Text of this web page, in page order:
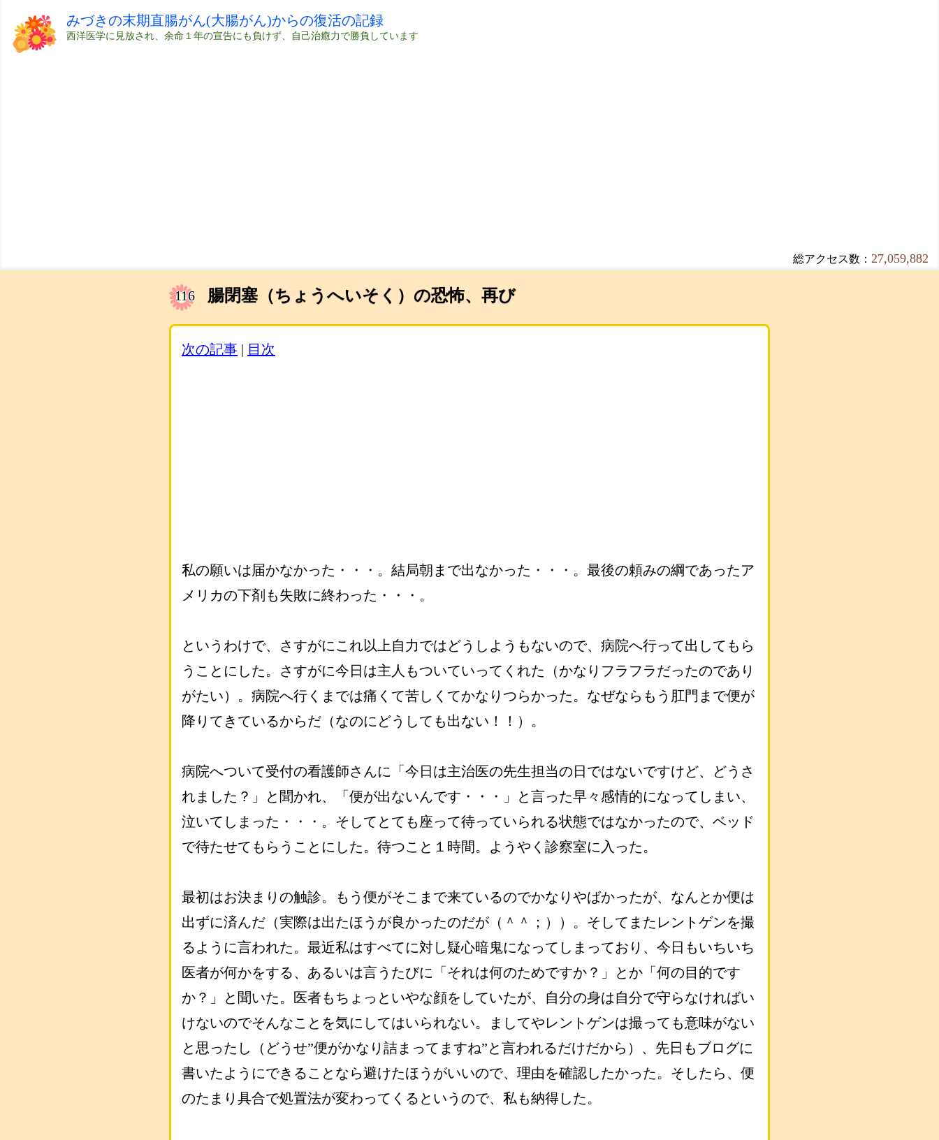
みづきの末期直腸がん(大腸がん)からの復活の記録
西洋医学に見放され、余命１年の宣告にも負けず、自己治癒力で勝負しています
総アクセス数： 27,059,882
116 腸閉塞（ちょうへいそく）の恐怖、再び
次の記事 | 目次
私の願いは届かなかった・・・。結局朝まで出なかった・・・。最後の頼みの綱であったア
メリカの下剤も失敗に終わった・・・。
というわけで、さすがにこれ以上自力ではどうしようもないので、病院へ行って出してもら
うことにした。さすがに今日は主人もついていってくれた（かなりフラフラだったのであり
がたい）。病院へ行くまでは痛くて苦しくてかなりつらかった。なぜならもう肛門まで便が
降りてきているからだ（なのにどうしても出ない！！）。
病院へついて受付の看護師さんに「今日は主治医の先生担当の日ではないですけど、どうさ
れました？」と聞かれ、「便が出ないんです・・・」と言った早々感情的になってしまい、
泣いてしまった・・・。そしてとても座って待っていられる状態ではなかったので、ベッド
で待たせてもらうことにした。待つこと１時間。ようやく診察室に入った。
最初はお決まりの触診。もう便がそこまで来ているのでかなりやばかったが、なんとか便は
出ずに済んだ（実際は出たほうが良かったのだが（＾＾；））。そしてまたレントゲンを撮
るように言われた。最近私はすべてに対し疑心暗鬼になってしまっており、今日もいちいち
医者が何かをする、あるいは言うたびに「それは何のためですか？」とか「何の目的です
か？」と聞いた。医者もちょっといやな顔をしていたが、自分の身は自分で守らなければい
けないのでそんなことを気にしてはいられない。ましてやレントゲンは撮っても意味がない
と思ったし（どうせ”便がかなり詰まってますね”と言われるだけだから）、先日もブログに
書いたようにできることなら避けたほうがいいので、理由を確認したかった。そしたら、便
のたまり具合で処置法が変わってくるというので、私も納得した。